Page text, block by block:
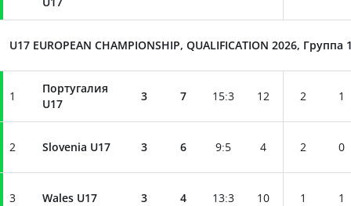
U17 EUROPEAN CHAMPIONSHIP, QUALIFICATION 2026, Группа
1
Португалия
U17
3 7 15:3 12 2 1
2 Slovenia U17 3 6 9:5 4 2 0
3 Wales U17 3 4 13:3 10 1 1